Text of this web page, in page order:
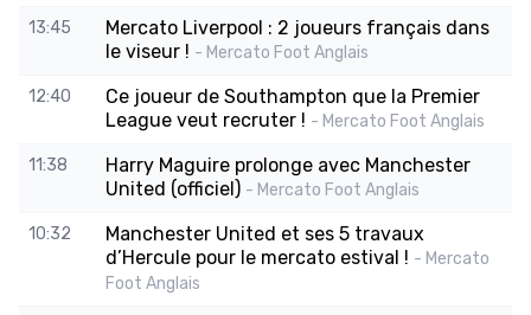
13:45
Mercato Liverpool : 2 joueurs français dans
le viseur ! - Mercato Foot Anglais
12:40
Ce joueur de Southampton que la Premier
League veut recruter ! - Mercato Foot Anglais
11:38
Harry Maguire prolonge avec Manchester
United (officiel) - Mercato Foot Anglais
10:32
Manchester United et ses 5 travaux
d’Hercule pour le mercato estival ! - Mercato
Foot Anglais